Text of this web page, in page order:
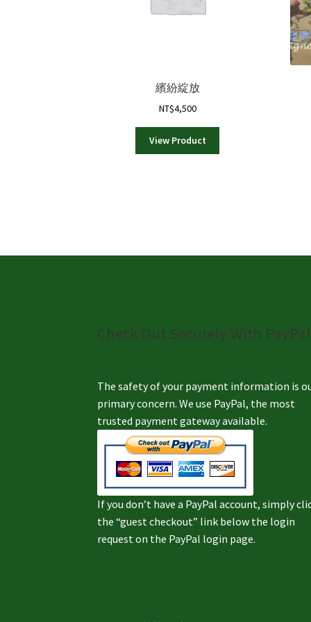
繽紛綻放
NT$4,500
View Product
Check Out Securely With PayPal
The safety of your payment information is
primary concern. We use PayPal, the most
trusted payment gateway available.
If you don’t have a PayPal account, simply
the “guest checkout” link below the login
request on the PayPal login page.